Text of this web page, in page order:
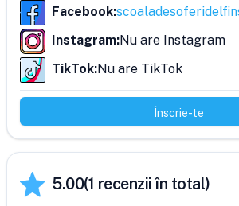
Facebook:
Instagram:Nu are Instagram
TikTok:Nu are TikTok
Înscrie-te
5.00(1 recenzii în total)